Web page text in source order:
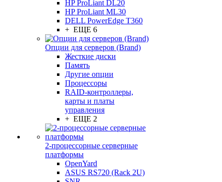
HP ProLiant DL20
HP ProLiant ML30
DELL PowerEdge T360
+ ЕЩЕ 6
Опции для серверов (Brand)
Жесткие диски
Память
Другие опции
Процессоры
RAID-контроллеры,
карты и платы
управления
+ ЕЩЕ 2
2-процессорные серверные
платформы
OpenYard
ASUS RS720 (Rack 2U)